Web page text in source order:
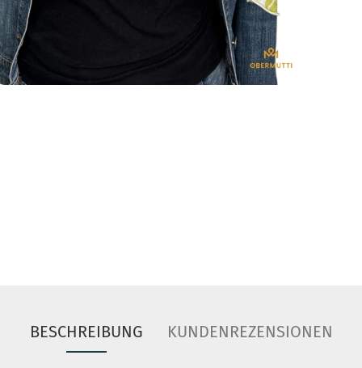
BESCHREIBUNG KUNDENREZENSIONEN